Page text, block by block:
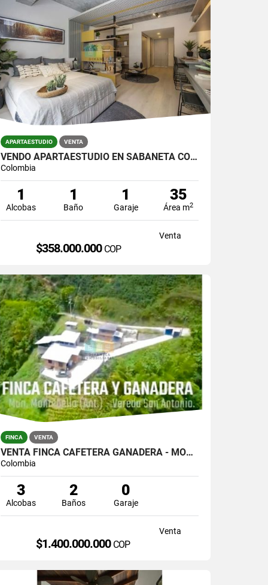
APARTAESTUDIO VENTA
VENDO APARTAESTUDIO EN SABANETA CON PARQUEADERO
Colombia
1
Alcobas
1
Baño
1
Garaje
35
Área m2
Venta
$358.000.000 COP
FINCA VENTA
VENTA FINCA CAFETERA GANADERA - MONTEBELLO . .!!!! BAJO DE PRECIO!!!!
Colombia
3
Alcobas
2
Baños
0
Garaje
Venta
$1.400.000.000 COP